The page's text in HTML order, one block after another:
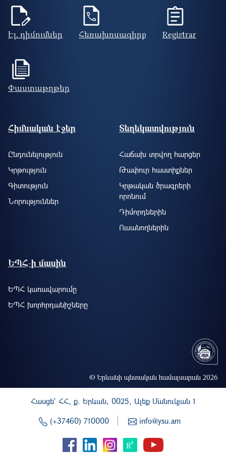
Էլ. դիմումներ Հեռախոսագիրք Registrar
Փաստաթղթեր
Footer site information
Հիմնական էջեր
Ընդունելություն
Կրթություն
Գիտություն
Նորություններ
Տեղեկատվություն
Հաճախ տրվող հարցեր
Թափուր հաստիքներ
Կրթական ծրագրերի
որոնում
Դիմորդներին
Ուսանողներին
ԵՊՀ-ի մասին
ԵՊՀ կառավարումը
ԵՊՀ խորհրդանիշները
© Երևանի պետական համալսարան 2026
Հասցե` ՀՀ, ք. Երևան, 0025, Ալեք Մանուկյան 1
(+37460) 710000
info@ysu.am